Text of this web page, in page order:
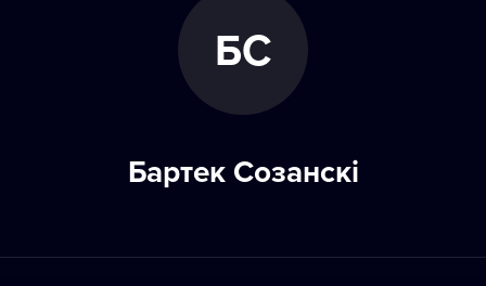
БС
Бартек Созанскі